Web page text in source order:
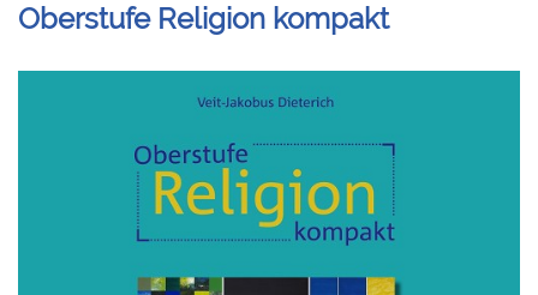
Oberstufe Religion kompakt